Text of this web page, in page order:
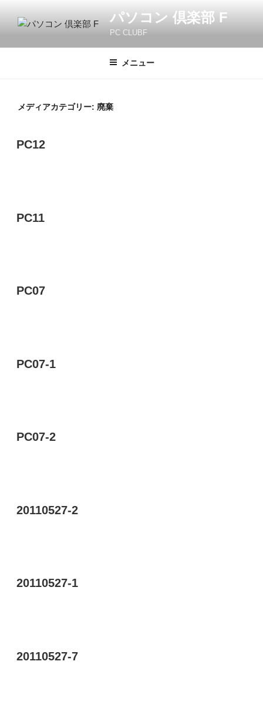
ン
パソコン 倶楽部 F
PC CLUBF
メニュー
メディアカテゴリー: 廃棄
PC12
PC11
PC07
PC07-1
PC07-2
20110527-2
20110527-1
20110527-7